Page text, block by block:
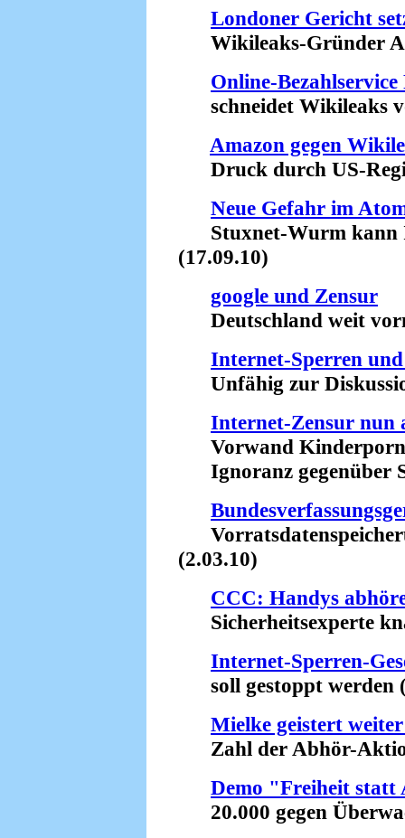
Londoner Gericht
Wikileaks-Gründer
Online-Bezahlservice
schneidet Wikileaks
Amazon gegen
Druck durch US-
Neue Gefahr im
Stuxnet-Wurm kann
(17.09.10)
google und Zensur
Deutschland weit
Internet-Sperren
Unfähig zur
Internet-Zensur nun
Vorwand
Ignoranz gegenüber
(2.03.10)
CCC: Handys
Sicherheitsexperte
Internet-Sperren-
soll gestoppt werden
Mielke geistert
Zahl der Abhör-
Demo "Freiheit
20.000 gegen